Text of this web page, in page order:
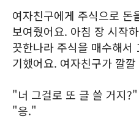
여자친구에게 주식으로 돈
보여줬어요. 아침 장 시작
끗한나라 주식을 매수해
기했어요. 여자친구가 깔
"너 그걸로 또 글 쓸 거지?"
"응."